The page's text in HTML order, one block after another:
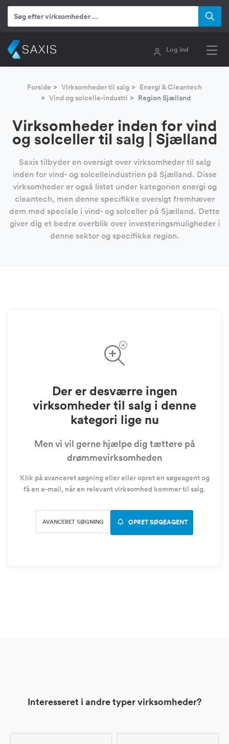
Log ind
Forside Virksomheder til salg
Energi & Cleantech
Vind og solcelle-industri
Region Sjælland
Virksomheder inden for vind
og solceller til salg | Sjælland
Saxis tilbyder en oversigt over virksomheder til salg
inden for vind- og solcelleindustrien på Sjælland. Disse
virksomheder er også listet under kategorien energi og
cleantech, men denne specifikke oversigt fremhæver
dem med speciale i vind- og solceller på Sjælland. Dette
giver dig et bedre overblik over investeringsmuligheder i
denne sektor og specifikke region.
Der er desværre ingen
virksomheder til salg i denne
kategori lige nu
Men vi vil gerne hjælpe dig tættere på
drømmevirksomheden
Klik på avanceret søgning eller eller opret en søgeagent og
få en e-mail, når en relevant virksomhed kommer til salg.
AVANCERET SØGNING OPRET SØGEAGENT
Interesseret i andre typer virksomheder?